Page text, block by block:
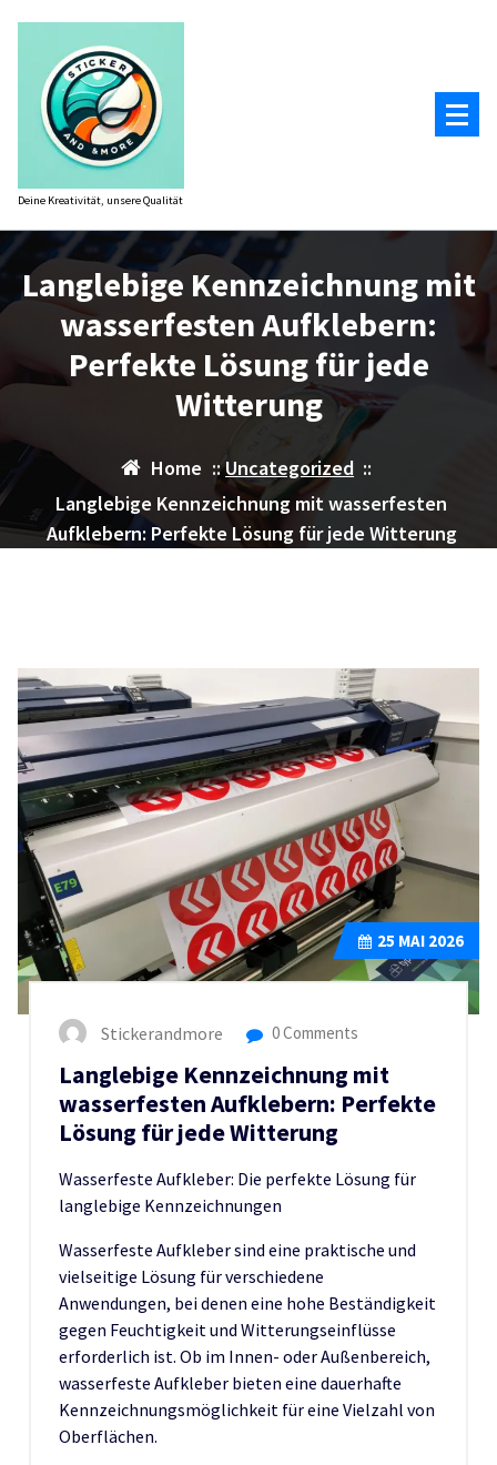
springen
Deine Kreativität, unsere Qualität
Langlebige Kennzeichnung mit
wasserfesten Aufklebern:
Perfekte Lösung für jede
Witterung
Home ::Uncategorized ::
Langlebige Kennzeichnung mit wasserfesten
Aufklebern: Perfekte Lösung für jede Witterung
25 MAI 2026
Stickerandmore 0 Comments
Langlebige Kennzeichnung mit
wasserfesten Aufklebern: Perfekte
Lösung für jede Witterung
Wasserfeste Aufkleber: Die perfekte Lösung für
langlebige Kennzeichnungen
Wasserfeste Aufkleber sind eine praktische und
vielseitige Lösung für verschiedene
Anwendungen, bei denen eine hohe Beständigkeit
gegen Feuchtigkeit und Witterungseinflüsse
erforderlich ist. Ob im Innen- oder Außenbereich,
wasserfeste Aufkleber bieten eine dauerhafte
Kennzeichnungsmöglichkeit für eine Vielzahl von
Oberflächen.